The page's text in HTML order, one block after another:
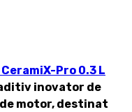
CeramiX-Pro 0.3 L
aditiv inovator de
motor, destinat